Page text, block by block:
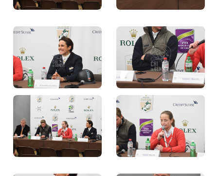
FR EN
© 2026 CHI de Genève. Tous droits réservés